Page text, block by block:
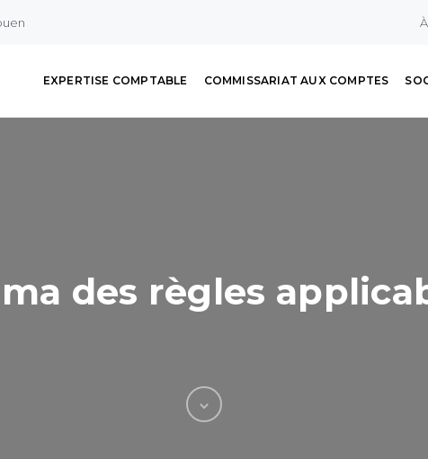
EXPERTISE COMPTABLE COMMISSARIAT AUX COMPTES
des règles